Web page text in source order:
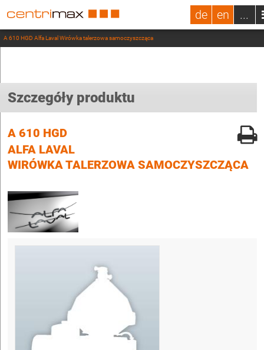
de en ...
A 610 HGD Alfa Laval Wirówka talerzowa samoczyszcząca
Szczegóły produktu
A 610 HGD
ALFA LAVAL
WIRÓWKA TALERZOWA SAMOCZYSZCZĄCA